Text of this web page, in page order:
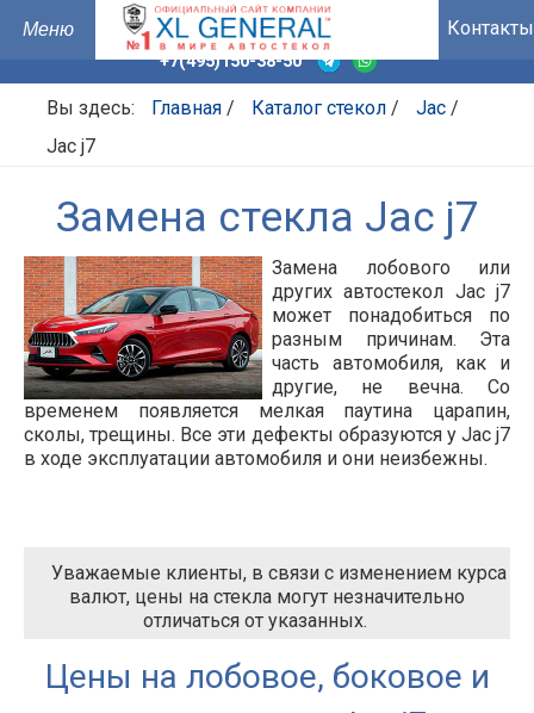
Контакты
+7(495)150-38-50
Вы здесь: Главная / Каталог стекол / Jac /
Jac j7
Замена стекла Jac j7
Замена лобового или
других автостекол Jac j7
может понадобиться по
разным причинам. Эта
часть автомобиля, как и
другие, не вечна. Со
временем появляется мелкая паутина царапин,
сколы, трещины. Все эти дефекты образуются у Jac j7
в ходе эксплуатации автомобиля и они неизбежны.
Уважаемые клиенты, в связи с изменением курса
валют, цены на стекла могут незначительно
отличаться от указанных.
Цены на лобовое, боковое и